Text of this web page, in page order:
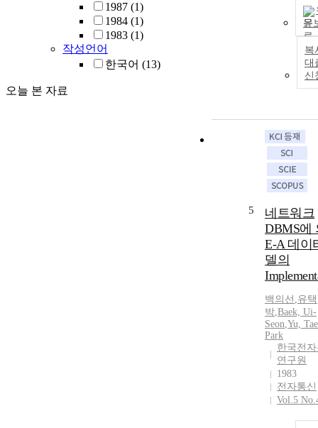
1987 (1)
1984 (1)
1983 (1)
작성언어
한국어 (13)
오늘 본 자료
문
복
대
신
5
네트워크
DBMS에
E-A 데이
델의
백의선 ,유택
박,Baek, Ui-
Seon,Yu,
Park
한국전
연구원
1983
전자통신
Vol.5